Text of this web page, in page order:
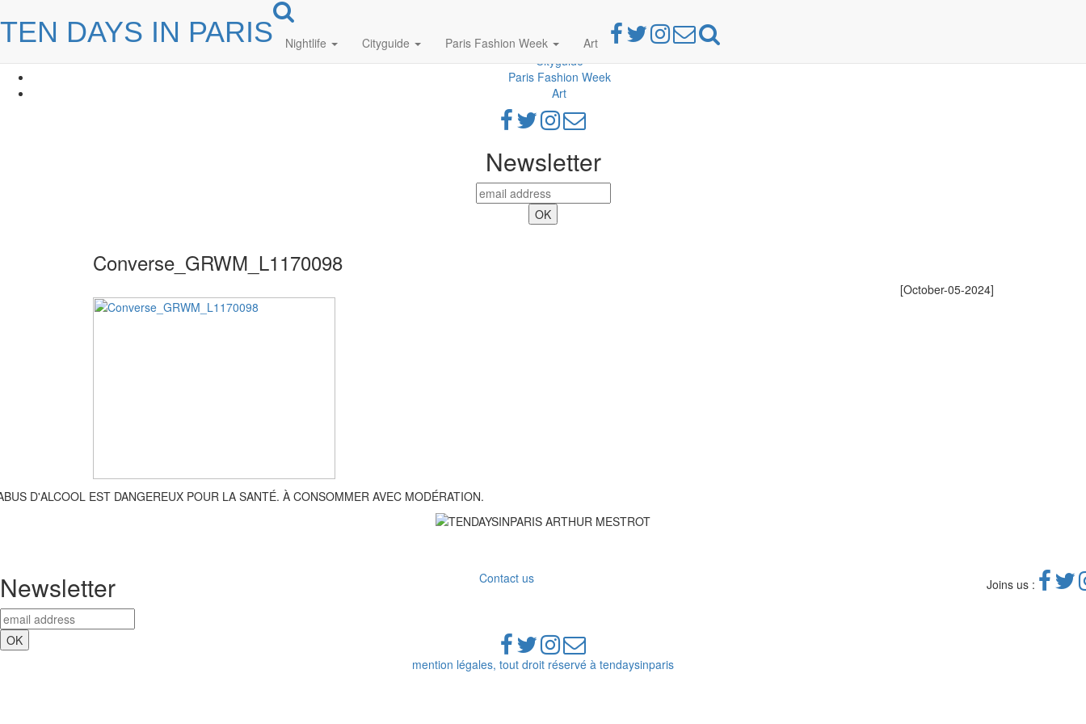
TEN DAYS IN PARIS Nightlife Cityguide Paris Fashion Week Art
Parties
Cityguide
Paris Fashion Week
Art
Newsletter
Converse_GRWM_L1170098
[October-05-2024]
D'ALCOOL EST DANGEREUX POUR LA SANTÉ. À CONSOMMER AVEC MODÉRATION.
Newsletter Contact us Joins us :
mention légales, tout droit réservé à tendaysinparis